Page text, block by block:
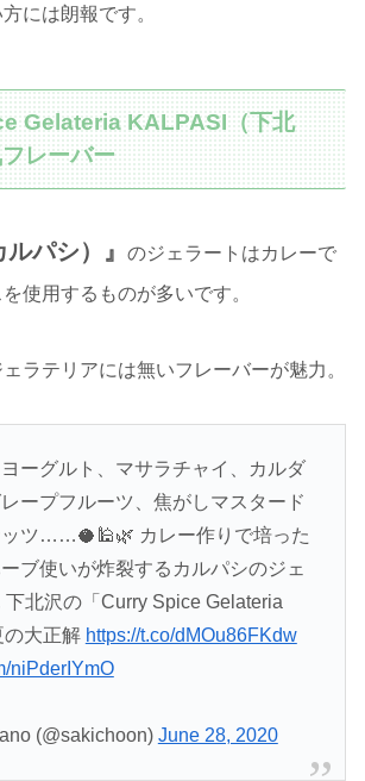
には朗報です。
Gelateria KALPASI（下北
レーバー
パシ）』
のジェラートはカレーで
使用するものが多いです。
ラテリアには無いフレーバーが魅力。
ーグルト、マサラチャイ、カルダ
ープフルーツ、焦がしマスタード
ッツ……🥥🕌🌿 カレー作りで培った
ブ使いが炸裂するカルパシのジェ
下北沢の「Curry Spice Gelateria
の大正解 https://t.co/dMOu86FKdw
niPderIYmO
(@sakichoon) June 28, 2020